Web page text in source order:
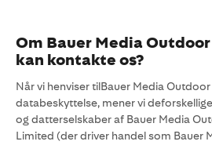
Om Bauer Media
kan kontakte os?
Når vi henviser tilBauer Media
databeskyttelse, mener vi
og datterselskaber af Bauer Media
Limited (der driver handel som Bauer